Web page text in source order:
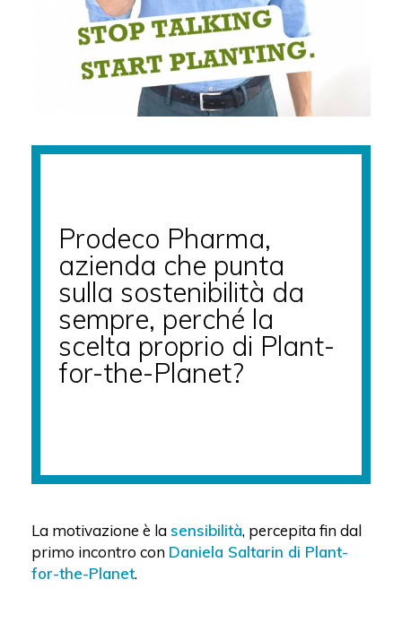
Prodeco Pharma,
azienda che punta
sulla sostenibilità da
sempre, perché la
scelta proprio di Plant-
for-the-Planet?
La motivazione è lasensibilità, percepita fin dal
primo incontro con Daniela Saltarin di Plant-
for-the-Planet.